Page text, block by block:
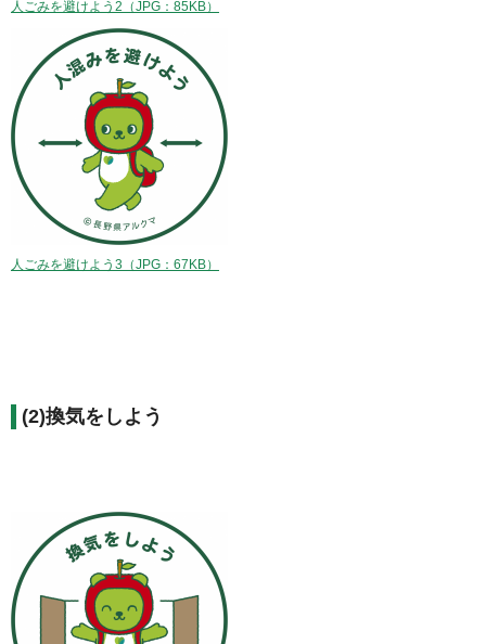
人ごみを避けよう2（JPG：85KB）
人ごみを避けよう3（JPG：67KB）
(2)換気をしよう